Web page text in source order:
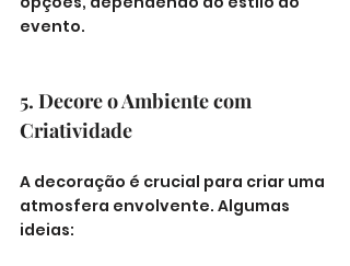
evento.
5. Decore o Ambiente com
Criatividade
A decoração é crucial para criar uma
atmosfera envolvente. Algumas
ideias: